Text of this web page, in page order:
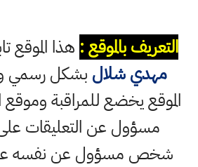
التعريف بالموقع : هذا الموقع
مهدي شلال بشكل رسمي
الموقع يخضع للمراقبة وموقع
مسؤول عن التعليقات
شخص مسؤول عن نفسه عند